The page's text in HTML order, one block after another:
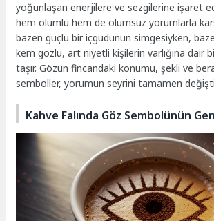
yoğunlaşan enerjilere ve sezgilerine işaret
hem olumlu hem de olumsuz yorumlarla
bazen güçlü bir içgüdünün simgesiyken,
kem gözlü, art niyetli kişilerin varlığına dair
taşır. Gözün fincandaki konumu, şekli ve
semboller, yorumun seyrini tamamen
Kahve Falında Göz Sembolünün